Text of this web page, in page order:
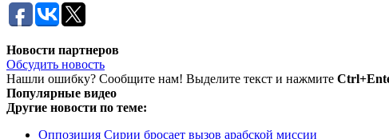
Новости партнеров
Обсудить новость
Нашли ошибку? Сообщите нам! Выделите текст и нажмите
Популярные видео
Другие новости по теме:
Оппозиция Сирии бросает вызов арабской миссии